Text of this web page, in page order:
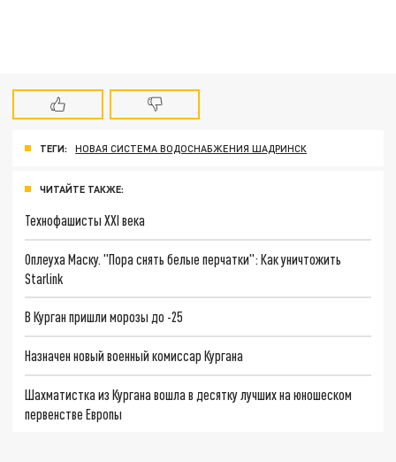
ТЕГИ: НОВАЯ СИСТЕМА ВОДОСНАБЖЕНИЯ ШАДРИНСК
ЧИТАЙТЕ ТАКЖЕ:
Технофашисты XXI века
Оплеуха Маску. "Пора снять белые перчатки": Как уничтожить
Starlink
В Курган пришли морозы до -25
Назначен новый военный комиссар Кургана
Шахматистка из Кургана вошла в десятку лучших на юношеском
первенстве Европы